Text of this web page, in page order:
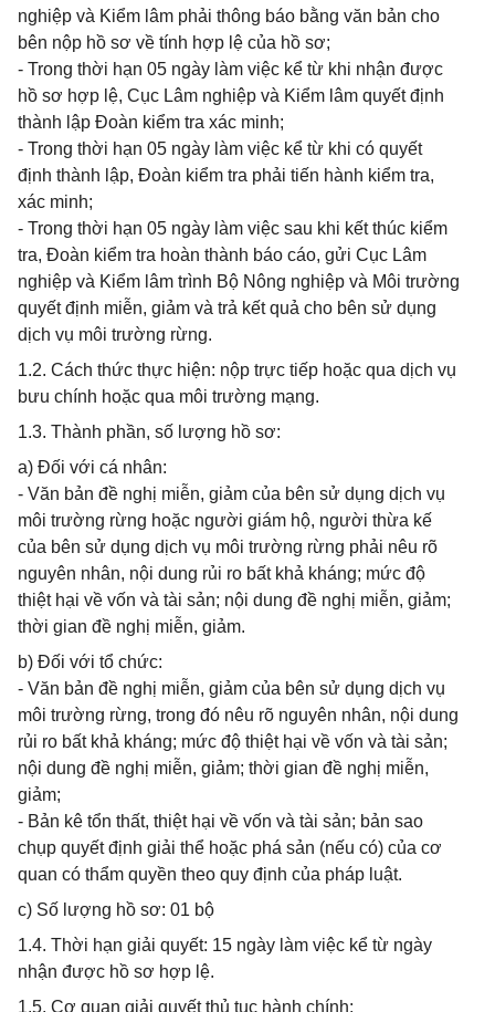
nghiệp và Kiểm lâm phải thông báo bằng văn bản cho
bên nộp hồ sơ về tính hợp lệ của hồ sơ;
- Trong thời hạn 05 ngày làm việc kể từ khi nhận được
hồ sơ hợp lệ, Cục Lâm nghiệp và Kiểm lâm quyết định
thành lập Đoàn kiểm tra xác minh;
- Trong thời hạn 05 ngày làm việc kể từ khi có quyết
định thành lập, Đoàn kiểm tra phải tiến hành kiểm tra,
xác minh;
- Trong thời hạn 05 ngày làm việc sau khi kết thúc kiểm
tra, Đoàn kiểm tra hoàn thành báo cáo, gửi Cục Lâm
nghiệp và Kiểm lâm trình Bộ Nông nghiệp và Môi trường
quyết định miễn, giảm và trả kết quả cho bên sử dụng
dịch vụ môi trường rừng.
1.2. Cách thức thực hiện: nộp trực tiếp hoặc qua dịch vụ
bưu chính hoặc qua môi trường mạng.
1.3. Thành phần, số lượng hồ sơ:
a) Đối với cá nhân:
- Văn bản đề nghị miễn, giảm của bên sử dụng dịch vụ
môi trường rừng hoặc người giám hộ, người thừa kế
của bên sử dụng dịch vụ môi trường rừng phải nêu rõ
nguyên nhân, nội dung rủi ro bất khả kháng; mức độ
thiệt hại về vốn và tài sản; nội dung đề nghị miễn, giảm;
thời gian đề nghị miễn, giảm.
b) Đối với tổ chức:
- Văn bản đề nghị miễn, giảm của bên sử dụng dịch vụ
môi trường rừng, trong đó nêu rõ nguyên nhân, nội dung
rủi ro bất khả kháng; mức độ thiệt hại về vốn và tài sản;
nội dung đề nghị miễn, giảm; thời gian đề nghị miễn,
giảm;
- Bản kê tổn thất, thiệt hại về vốn và tài sản; bản sao
chụp quyết định giải thể hoặc phá sản (nếu có) của cơ
quan có thẩm quyền theo quy định của pháp luật.
c) Số lượng hồ sơ: 01 bộ
1.4. Thời hạn giải quyết: 15 ngày làm việc kể từ ngày
nhận được hồ sơ hợp lệ.
1.5. Cơ quan giải quyết thủ tục hành chính: